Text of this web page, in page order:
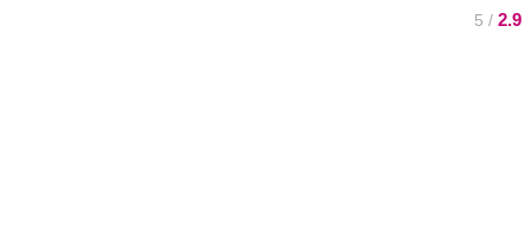
2.9
/ 5